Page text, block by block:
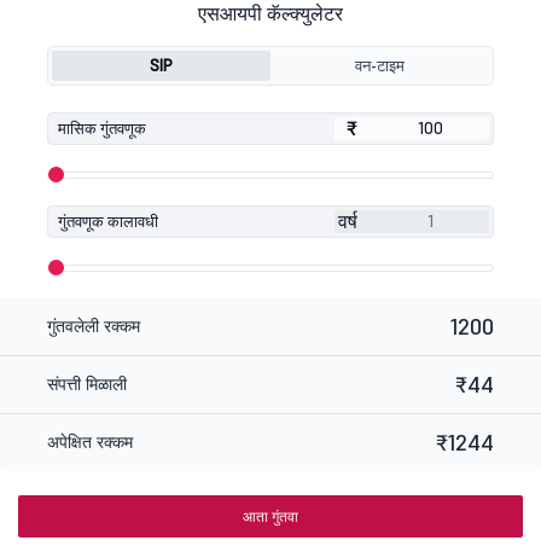
एसआयपी कॅल्क्युलेटर
SIP वन-टाइम
मासिक गुंतवणूक ₹
₹
गुंतवणूक कालावधी वर्ष
गुंतवलेली रक्कम 1200
संपत्ती मिळाली ₹44
अपेक्षित रक्कम ₹1244
आता गुंतवा